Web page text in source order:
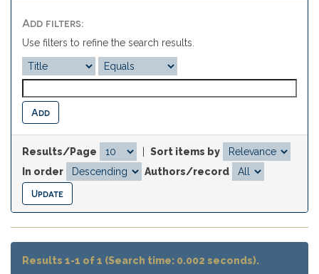
Add filters:
Use filters to refine the search results.
Results/Page
Sort items by
In order
Authors/record
Results 1-1 of 1 (Search time: 0.002 seconds).